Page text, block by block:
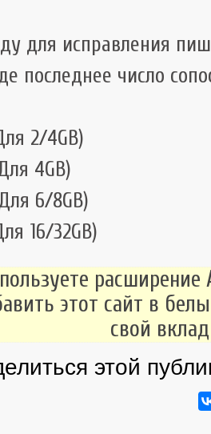
для исправления
последнее число
2/4GB)
4GB)
6/8GB)
16/32GB)
этот сайт в
свой
этой